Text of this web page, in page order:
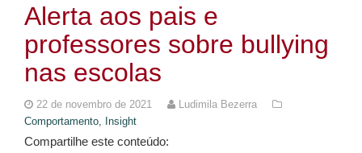
Alerta aos pais e
professores sobre bullying
nas escolas
22 de novembro de 2021
Ludimila Bezerra
Comportamento, Insight
Compartilhe este conteúdo: